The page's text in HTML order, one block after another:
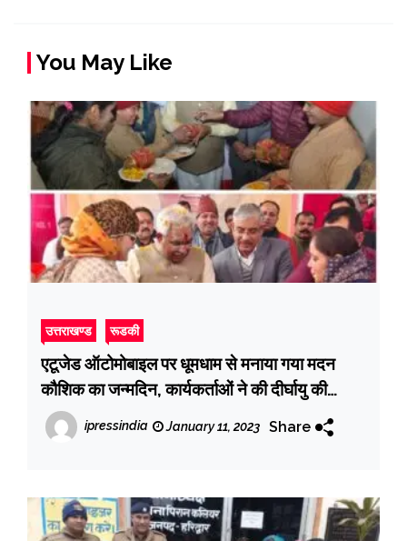
You May Like
उत्तराखण्ड रूडकी
एटूजेड ऑटोमोबाइल पर धूमधाम से मनाया गया मदन
कौशिक का जन्मदिन, कार्यकर्ताओं ने की दीर्घायु की
कामना
ipressindia January 11, 2023 Share